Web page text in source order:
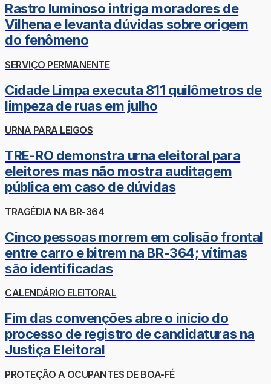
Rastro luminoso intriga moradores de
Vilhena e levanta dúvidas sobre origem
do fenômeno
SERVIÇO PERMANENTE
Cidade Limpa executa 811 quilômetros de
limpeza de ruas em julho
URNA PARA LEIGOS
TRE-RO demonstra urna eleitoral para
eleitores mas não mostra auditagem
pública em caso de dúvidas
TRAGÉDIA NA BR-364
Cinco pessoas morrem em colisão frontal
entre carro e bitrem na BR-364; vítimas
são identificadas
CALENDÁRIO ELEITORAL
Fim das convenções abre o início do
processo de registro de candidaturas na
Justiça Eleitoral
PROTEÇÃO A OCUPANTES DE BOA-FÉ